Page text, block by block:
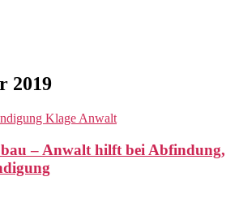
2019
– Anwalt hilft bei Abfindung,